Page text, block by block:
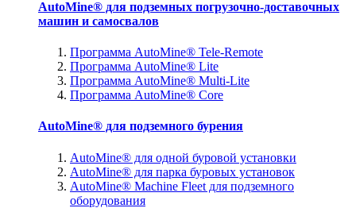
AutoMine® для подземных погрузочно-доставочных
машин и самосвалов
Программа AutoMine® Tele-Remote
Программа AutoMine® Lite
Программа AutoMine® Multi-Lite
Программа AutoMine® Core
AutoMine® для подземного бурения
AutoMine® для одной буровой установки
AutoMine® для парка буровых установок
AutoMine® Machine Fleet для подземного
оборудования